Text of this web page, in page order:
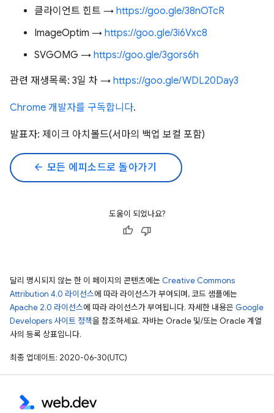
클라이언트 힌트 → https://goo.gle/38nOTcR
ImageOptim → https://goo.gle/3i6Vxc8
SVGOMG → https://goo.gle/3gors6h
관련 재생목록: 3일 차 → https://goo.gle/WDL20Day3
Chrome 개발자를 구독합니다.
발표자: 제이크 아치볼드(서마의 백업 보컬 포함)
arrow_back 모든 에피소드로 돌아가기
도움이 되었나요?
달리 명시되지 않는 한 이 페이지의 콘텐츠에는 Creative Commons
Attribution 4.0 라이선스에 따라 라이선스가 부여되며, 코드 샘플에는
Apache 2.0 라이선스에 따라 라이선스가 부여됩니다. 자세한 내용은 Google
Developers 사이트 정책을 참조하세요. 자바는 Oracle 및/또는 Oracle 계열
사의 등록 상표입니다.
최종 업데이트: 2020-06-30(UTC)